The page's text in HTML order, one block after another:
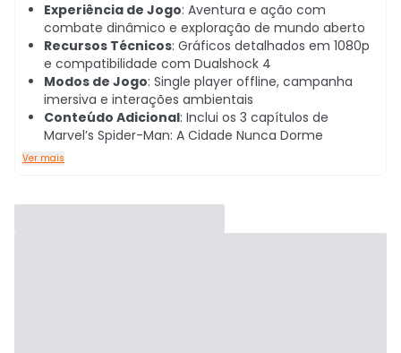
Experiência de Jogo: Aventura e ação com
combate dinâmico e exploração de mundo aberto
Recursos Técnicos: Gráficos detalhados em 1080p
e compatibilidade com Dualshock 4
Modos de Jogo: Single player offline, campanha
imersiva e interações ambientais
Conteúdo Adicional: Inclui os 3 capítulos de
Marvel’s Spider-Man: A Cidade Nunca Dorme
Ver mais